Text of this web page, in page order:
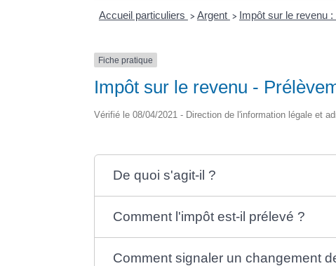
Accueil particuliers > Argent > Impôt sur le revenu
Fiche pratique
Impôt sur le revenu -
Vérifié le 08/04/2021 - Direction de l'information légale et
De quoi s'agit-il ?
Comment l'impôt est-il prélevé ?
Comment signaler un changement